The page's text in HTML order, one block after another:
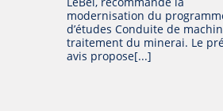
modernisation du
d’études Conduite de
traitement du minerai. Le
avis propose[...]